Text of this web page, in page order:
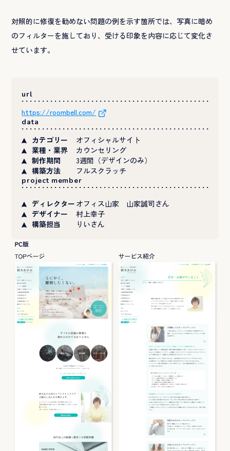
対照的に修復を勧めない問題の例を示す箇所では、写真に暗め
のフィルターを施しており、受ける印象を内容に応じて変化さ
せています。
url
https://roombell.com/
data
カテゴリー
オフィシャルサイト
業種・業界
カウンセリング
制作期間
3週間（デザインのみ）
構築方法
フルスクラッチ
project member
ディレクター オフィス山家 山家誠司さん
デザイナー
村上幸子
構築担当
りいさん